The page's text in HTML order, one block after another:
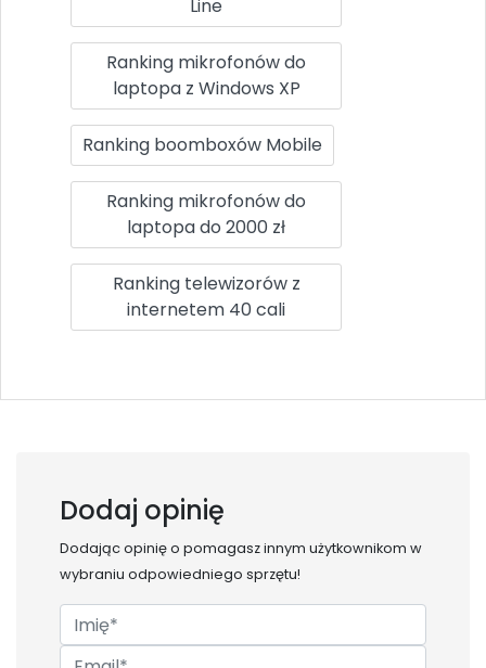
Line
Ranking mikrofonów do
laptopa z Windows XP
Ranking boomboxów Mobile
Ranking mikrofonów do
laptopa do 2000 zł
Ranking telewizorów z
internetem 40 cali
Dodaj opinię
Dodając opinię o pomagasz innym użytkownikom w
wybraniu odpowiedniego sprzętu!